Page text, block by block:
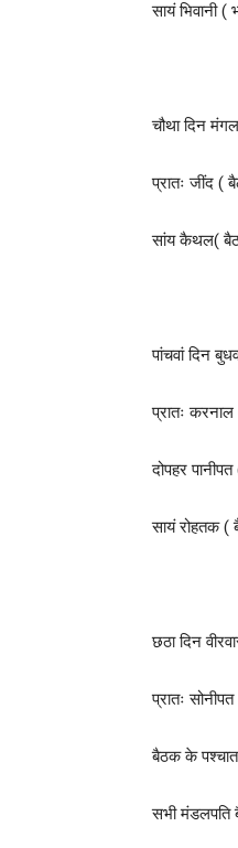
सायं भिवानी (
चौथा दिन
प्रातः जींद (
सांय कैथल(
पांचवां दिन
प्रातः
दोपहर
सायं रोहतक (
छठा दिन
प्रातः
बैठक के पश्चात
सभी मंडलपति